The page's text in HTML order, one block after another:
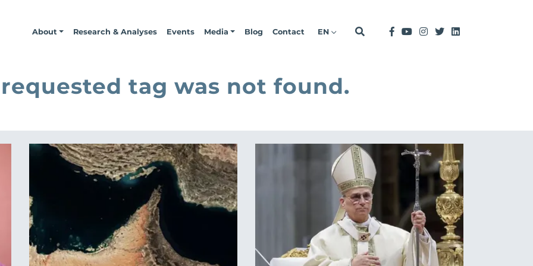
About Research & Analyses Events Media Blog Contact EN
tag was not found.